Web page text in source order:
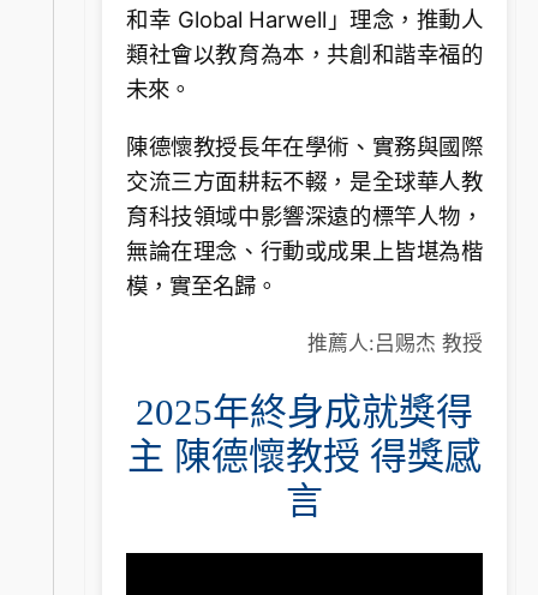
和幸 Global Harwell」理念，推動人
類社會以教育為本，共創和諧幸福的
未來。
陳德懷教授長年在學術、實務與國際
交流三方面耕耘不輟，是全球華人教
育科技領域中影響深遠的標竿人物，
無論在理念、行動或成果上皆堪為楷
模，實至名歸。
推薦人:吕赐杰 教授
2025年終身成就獎得
主 陳德懷教授 得獎感
言